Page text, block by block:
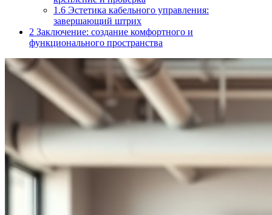
1.6 Эстетика кабельного управления:
завершающий штрих
2 Заключение: создание комфортного и
функционального пространства